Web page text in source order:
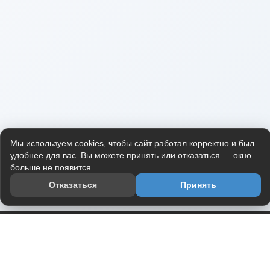
Мы используем cookies, чтобы сайт работал корректно и был
удобнее для вас. Вы можете принять или отказаться — окно
больше не появится.
Отказаться
Принять